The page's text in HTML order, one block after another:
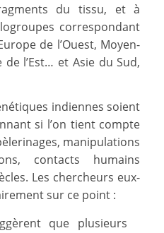
du tissu, et à
correspondant
de l’Ouest, Moyen-
l’Est… et Asie du Sud,
indiennes soient
si l’on tient compte
manipulations
contacts humains
Les chercheurs eux-
sur ce point :
que plusieurs